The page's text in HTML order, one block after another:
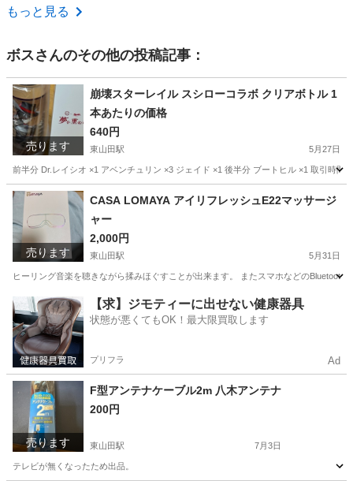
神奈川 横浜市
もっと見る
ボスさんのその他の投稿記事：
売ります
崩壊スターレイル スシローコラボ クリアボトル 1
本あたりの価格
640円
東山田駅 5月27日
前半分 Dr.レイシオ ×1 アベンチュリン ×3 ジェイド ×1 後半分 ブートヒル ×1 取引時間
神奈川 川崎市 ジェイド
売ります
CASA LOMAYA アイリフレッシュE22マッサージ
ャー
2,000円
東山田駅 5月31日
ヒーリング音楽を聴きながら揉みほぐすことが出来ます。 またスマホなどの
神奈川 川崎市 東山田駅 生活家電 LOMAYA
【求】ジモティーに出せない健康器具
状態が悪くてもOK！最大限買取します
プリフラ Ad
売ります
F型アンテナケーブル2m 八木アンテナ
200円
東山田駅 7月3日
テレビが無くなったため出品。